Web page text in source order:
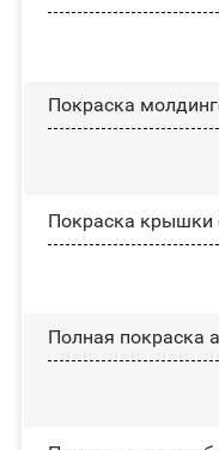
Покраска
Покраска
Полная покраска